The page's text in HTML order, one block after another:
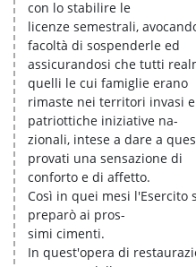
con lo stabilire le
licenze semestrali,
facoltà di sospenderle ed
assicurandosi che tutti
quelli le cui famiglie erano
rimaste nei territori invasi
patriottiche iniziative na-
zionali, intese a dare a
provati una sensazione di
conforto e di affetto.
Così in quei mesi l'Esercito
preparò ai pros-
simi cimenti.
In quest'opera di